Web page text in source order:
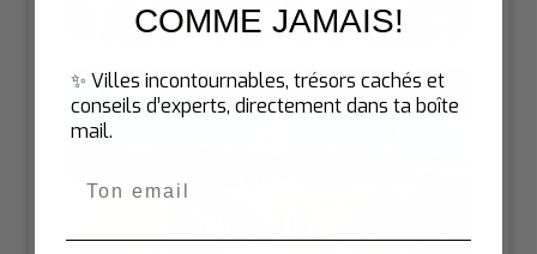
COMME JAMAIS!
✨ Villes incontournables, trésors cachés et
conseils d’experts, directement dans ta boîte
mail.